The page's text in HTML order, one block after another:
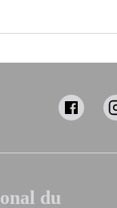
du